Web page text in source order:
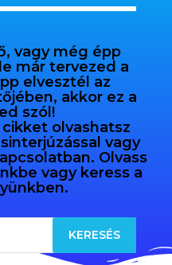
vagy még épp
már tervezed a
elvesztél az
akkor ez a
szól!
olvashatsz
vagy
Olvass
vagy keress a